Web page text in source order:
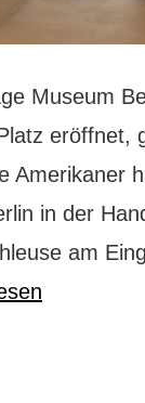
Museum
eröffnet,
Amerikaner
in der
am